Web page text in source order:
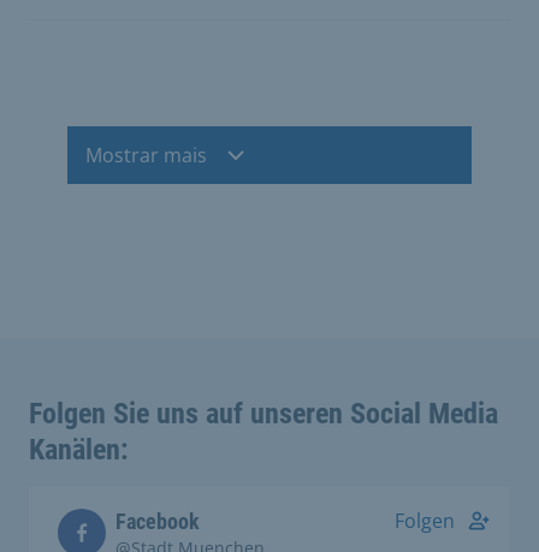
Mostrar mais
Folgen Sie uns auf unseren Social Media
Kanälen:
Facebook Folgen